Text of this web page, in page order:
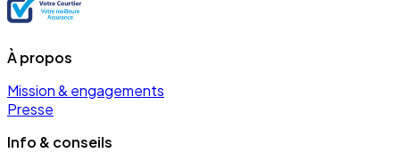
À propos
Mission & engagements
Presse
Info & conseils